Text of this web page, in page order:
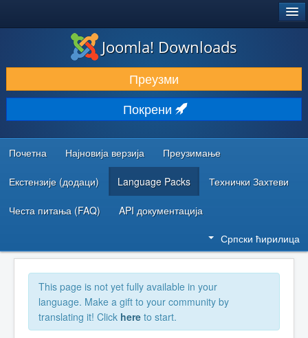
ПРЕУЗИМАЊЕ И ПРОШИРЕЊА (ЕКСТЕНЗИЈЕ)
ОТКРИЈТЕ И НАУЧИТЕ
ЗАЈЕДНИЦА И ПОДРШКА
РЕСУРСИ ЗА РАЗВОЈ
Joomla! Downloads
Преузми
Покрени
Почетна Најновија верзија Преузимање
Екстензије (додаци) Language Packs Технички Захтеви
Честа питања (FAQ) API документација
Српски ћирилица
This page is not yet fully available in your
language. Make a gift to your community by
translating it! Click here to start.